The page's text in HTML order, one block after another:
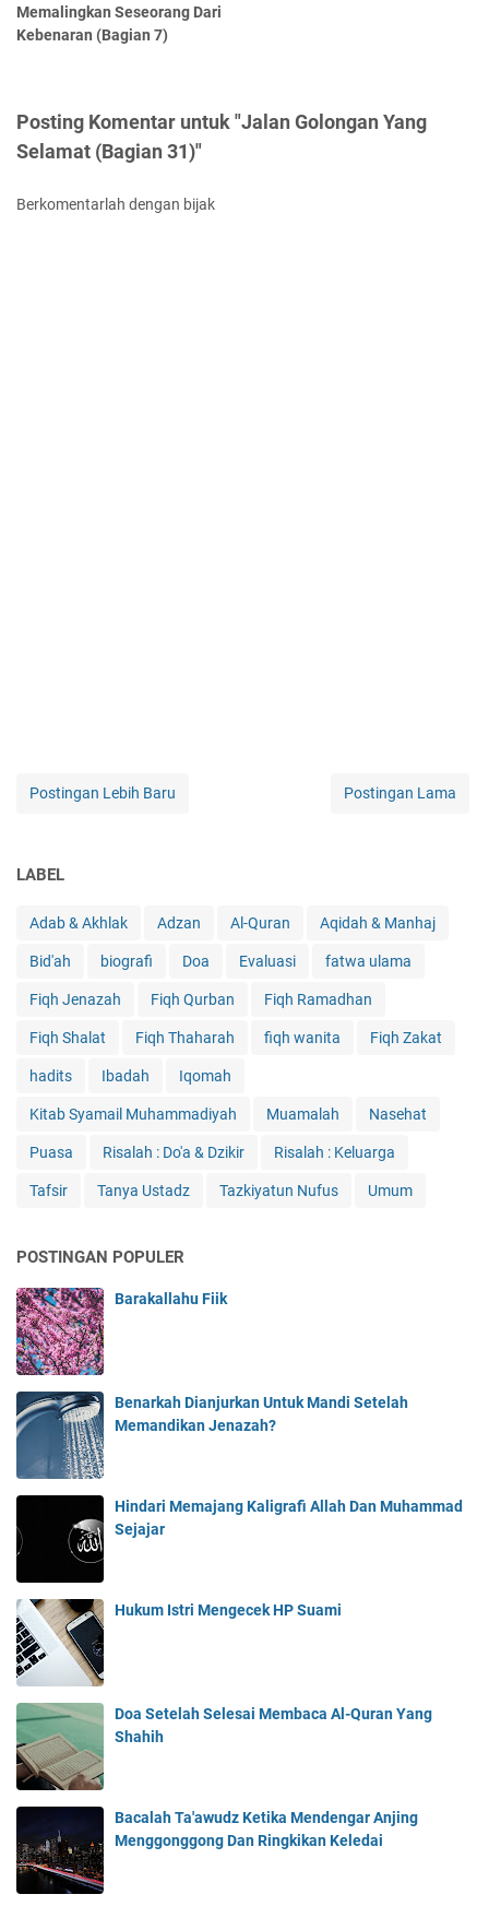
Memalingkan Seseorang Dari
Kebenaran (Bagian 7)
Posting Komentar untuk "Jalan Golongan Yang
Selamat (Bagian 31)"
Berkomentarlah dengan bijak
Postingan Lebih Baru Postingan Lama
LABEL
Adab & Akhlak Adzan Al-Quran Aqidah & Manhaj
Bid'ah biografi Doa Evaluasi fatwa ulama
Fiqh Jenazah Fiqh Qurban Fiqh Ramadhan
Fiqh Shalat Fiqh Thaharah fiqh wanita Fiqh Zakat
hadits Ibadah Iqomah
Kitab Syamail Muhammadiyah Muamalah Nasehat
Puasa Risalah : Do'a & Dzikir Risalah : Keluarga
Tafsir Tanya Ustadz Tazkiyatun Nufus Umum
POSTINGAN POPULER
Barakallahu Fiik
Benarkah Dianjurkan Untuk Mandi Setelah
Memandikan Jenazah?
Hindari Memajang Kaligrafi Allah Dan Muhammad
Sejajar
Hukum Istri Mengecek HP Suami
Doa Setelah Selesai Membaca Al-Quran Yang
Shahih
Bacalah Ta'awudz Ketika Mendengar Anjing
Menggonggong Dan Ringkikan Keledai